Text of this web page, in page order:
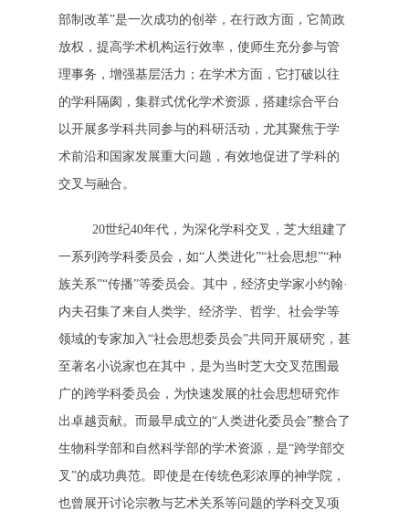
部制改革”是一次成功的创举，在行政方面，它简政
放权，提高学术机构运行效率，使师生充分参与管
理事务，增强基层活力；在学术方面，它打破以往
的学科隔阂，集群式优化学术资源，搭建综合平台
以开展多学科共同参与的科研活动，尤其聚焦于学
术前沿和国家发展重大问题，有效地促进了学科的
交叉与融合。
20世纪40年代，为深化学科交叉，芝大组建了
一系列跨学科委员会，如“人类进化”“社会思想”“种
族关系”“传播”等委员会。其中，经济史学家小约翰·
内夫召集了来自人类学、经济学、哲学、社会学等
领域的专家加入“社会思想委员会”共同开展研究，甚
至著名小说家也在其中，是为当时芝大交叉范围最
广的跨学科委员会，为快速发展的社会思想研究作
出卓越贡献。而最早成立的“人类进化委员会”整合了
生物科学部和自然科学部的学术资源，是“跨学部交
叉”的成功典范。即使是在传统色彩浓厚的神学院，
也曾展开讨论宗教与艺术关系等问题的学科交叉项